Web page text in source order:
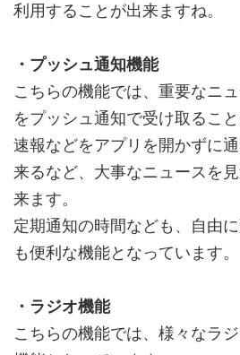
利用することが出来ますね。
・プッシュ通知機能
こちらの機能では、重要なニ
をプッシュ通知で受け取ること
速報などをアプリを開かずに
来るなど、大事なニュースを
来ます。
定期通知の時間なども、自由
も便利な機能となっています。
・ラジオ機能
こちらの機能では、様々なラ